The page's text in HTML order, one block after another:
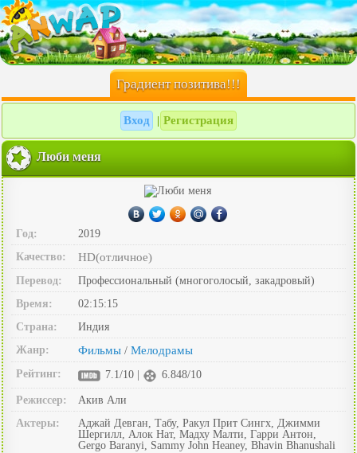
Градиент позитива!!!
Вход Регистрация
Люби меня
Год:
2019
Качество:
HD(отличное)
Перевод:
Профессиональный (многоголосый, закадровый)
Время:
02:15:15
Страна:
Индия
Жанр:
Фильмы / Мелодрамы
Рейтинг: 7.1/10 | 6.848/10
Режиссер:
Акив Али
Актеры:
Аджай Девган, Табу, Ракул Прит Сингх, Джимми
Шергилл, Алок Нат, Мадху Малти, Гарри Антон,
Gergo Baranyi, Sammy John Heaney, Bhavin Bhanushali